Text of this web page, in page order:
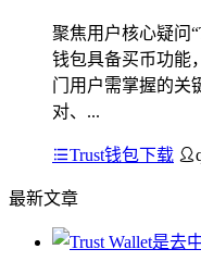
聚焦用户核心疑问
钱包具备买币功能
门用户需掌握的关
对、...
Trust钱包下载
最新文章